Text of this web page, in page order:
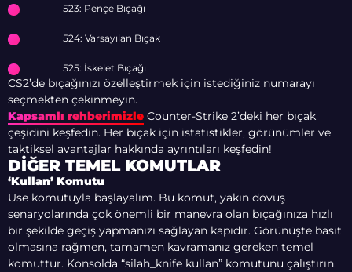
523: Pençe Bıçağı
524: Varsayılan Bıçak
525: İskelet Bıçağı
CS2’de bıçağınızı özelleştirmek için istediğiniz numarayı
seçmekten çekinmeyin.
Kapsamlı rehberimizle Counter-Strike 2’deki her bıçak
çeşidini keşfedin. Her bıçak için istatistikler, görünümler ve
taktiksel avantajlar hakkında ayrıntıları keşfedin!
DIĞER TEMEL KOMUTLAR
‘Kullan’ Komutu
Use komutuyla başlayalım. Bu komut, yakın dövüş
senaryolarında çok önemli bir manevra olan bıçağınıza hızlı
bir şekilde geçiş yapmanızı sağlayan kapıdır. Görünüşte basit
olmasına rağmen, tamamen kavramanız gereken temel
komuttur. Konsolda “silah_knife kullan” komutunu çalıştırın.